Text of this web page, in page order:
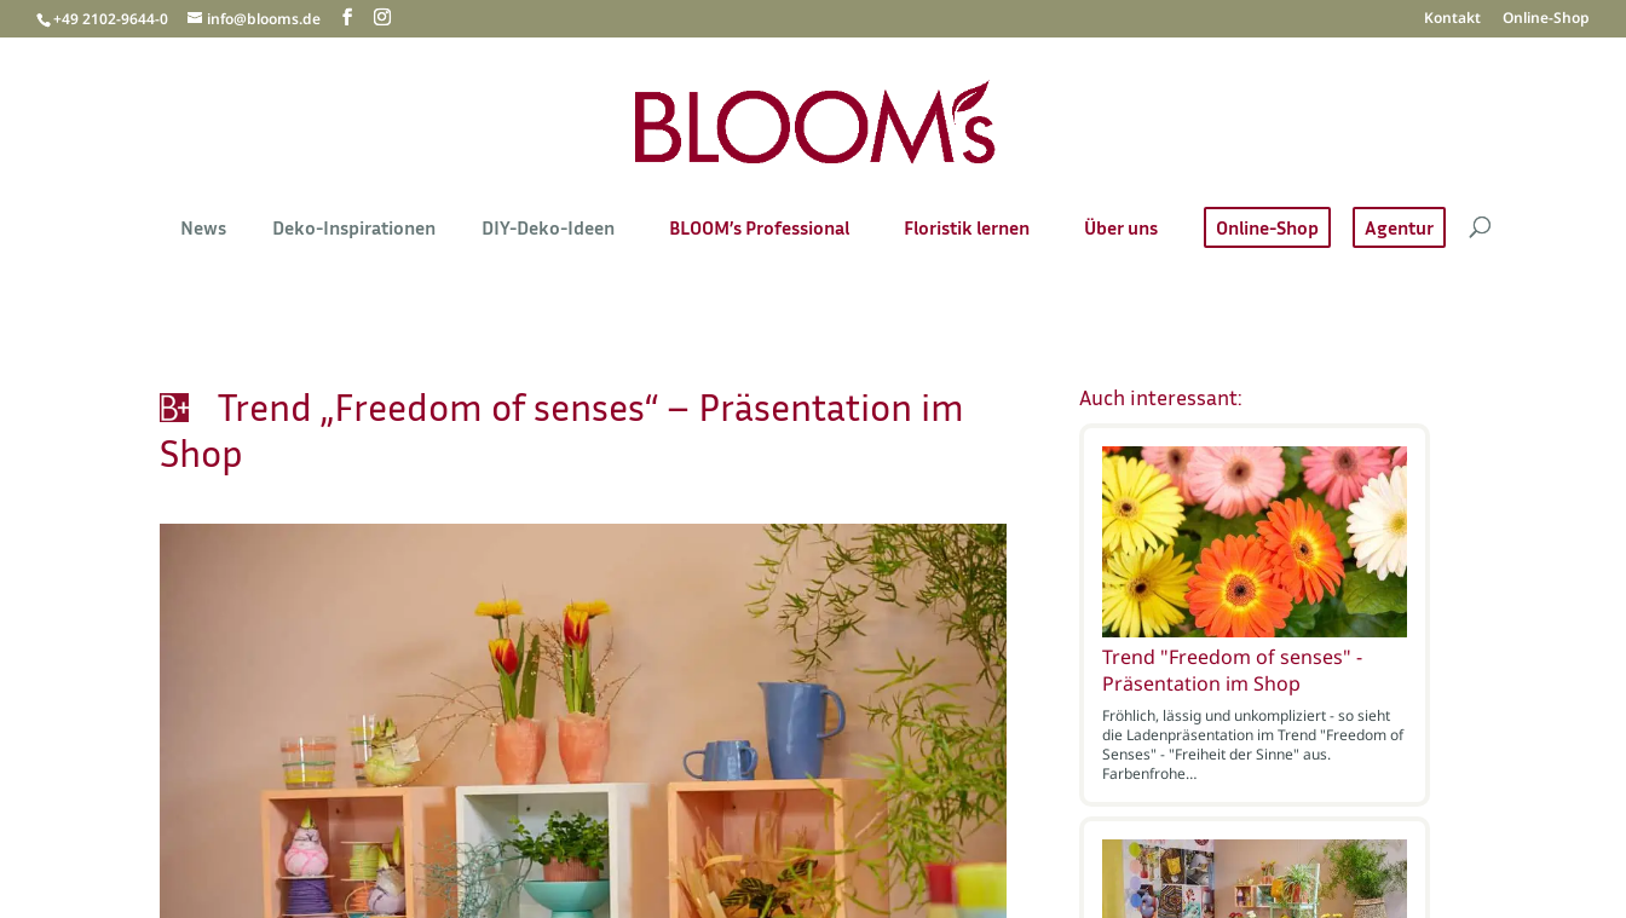
+49 2102-9644-0 info@blooms.de Kontakt Online-Shop
News Deko-Inspirationen DIY-Deko-Ideen BLOOM’s Professional Floristik lernen Über uns Online-Shop Agentur
Trend „Freedom of senses“ – Präsentation im
Shop
Auch interessant:
Trend "Freedom of senses" -
Präsentation im Shop
Fröhlich, lässig und unkompliziert - so sieht
die Ladenpräsentation im Trend "Freedom of
Senses" - "Freiheit der Sinne" aus.
Farbenfrohe…